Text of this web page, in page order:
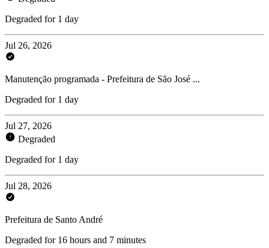
Degraded for 1 day
Jul 26, 2026
Manutenção programada - Prefeitura de São José ...
Degraded for 1 day
Jul 27, 2026
Degraded
Degraded for 1 day
Jul 28, 2026
Prefeitura de Santo André
Degraded for 16 hours and 7 minutes